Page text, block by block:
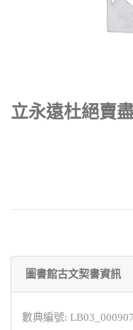
立永遠杜絕賣
圖書館古文契書資訊
數典編號: